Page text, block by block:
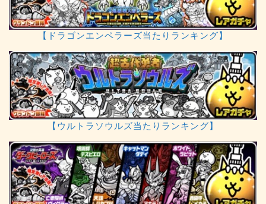
【ドラゴンエンペラーズ当たりランキング】
【ウルトラソウルズ当たりランキング】